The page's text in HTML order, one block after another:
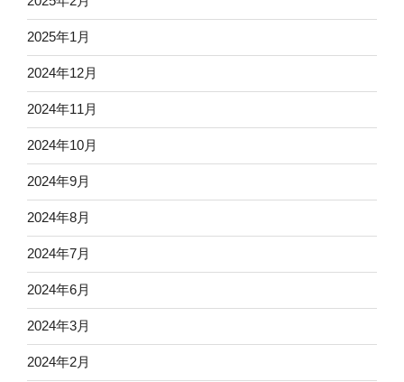
2025年1月
2024年12月
2024年11月
2024年10月
2024年9月
2024年8月
2024年7月
2024年6月
2024年3月
2024年2月